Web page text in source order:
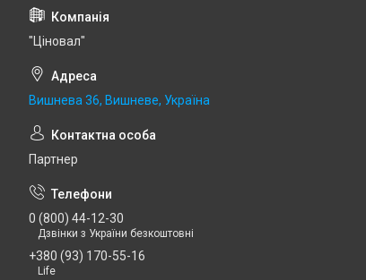
"Ціновал"
Вишнева 36, Вишневе, Україна
Партнер
0 (800) 44-12-30
Дзвінки з України безкоштовні
+380 (93) 170-55-16
Life